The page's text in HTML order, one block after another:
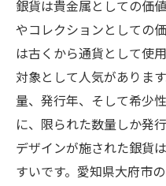
貴金属の市場調
地域の文化が市
市場動向を予測
信頼できる店舗選び
法
信頼できる店舗
銀貨は貴金属としての価
やコレクションとしての
は古くから通貨として使
対象として人気がありま
量、発行年、そして希少
に、限られた数量しか発
デザインが施された銀貨
すいです。愛知県大府市